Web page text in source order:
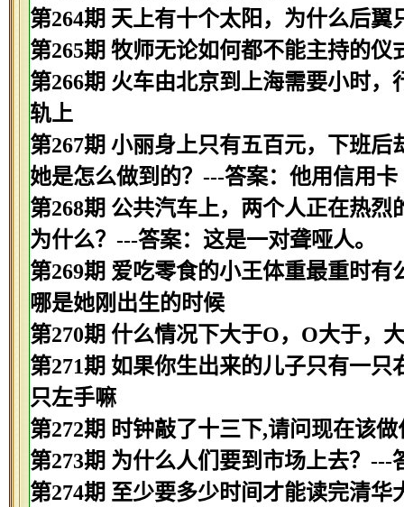
第264期 天上有十个太阳，为什么后
第265期 牧师无论如何都不能主持的
第266期 火车由北京到上海需要小时
轨上
第267期 小丽身上只有五百元，下班
她是怎么做到的？---答案：他用信用卡
第268期 公共汽车上，两个人正在热
为什么？---答案：这是一对聋哑人。
第269期 爱吃零食的小王体重最重时
哪是她刚出生的时候
第270期 什么情况下大于O，O大于，
第271期 如果你生出来的儿子只有一
只左手嘛
第272期 时钟敲了十三下,请问现在该
第273期 为什么人们要到市场上去？---
第274期 至少要多少时间才能读完清华